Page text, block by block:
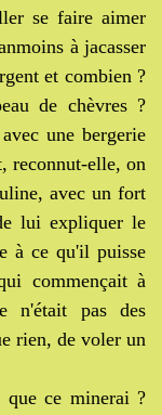
se faire aimer
à jacasser
et combien ?
de chèvres ?
une bergerie
reconnut-elle, on
avec un fort
lui expliquer le
à ce qu'il puisse
commençait à
n'était pas des
rien, de voler un
ce minerai ?